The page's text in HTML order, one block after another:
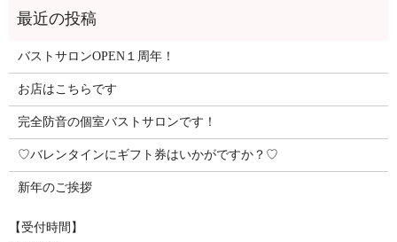
バストサロンOPEN１周年！
お店はこちらです
完全防音の個室バストサロンです！
♡バレンタインにギフト券はいかがですか？♡
新年のご挨拶
【受付時間】